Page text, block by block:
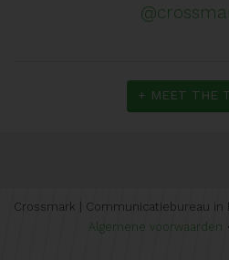
+ MEET THE
Crossmark | Communicatiebureau in
Algemene voorwaarden •